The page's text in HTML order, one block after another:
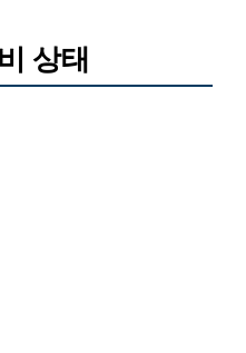
상태